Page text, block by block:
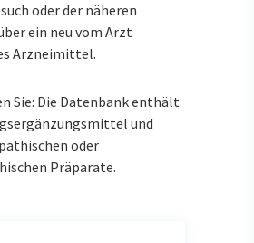
oder der näheren
ein neu vom Arzt
Arzneimittel.
Sie: Die Datenbank enthält
und
oder
Präparate.